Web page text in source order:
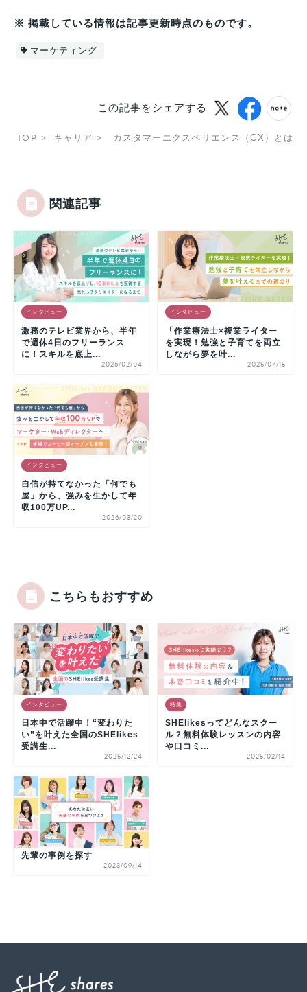
※ 掲載している情報は記事更新時点のものです。
マーケティング
この記事をシェアする
TOP キャリア カスタマーエクスペリエンス（CX）とは
関連記事
インタビュー
激務のテレビ業界から、半年
で週休4日のフリーランス
に！スキルを底上...
2026/02/04
インタビュー
「作業療法士×複業ライター
を実現！勉強と子育てを両立
しながら夢を叶...
2025/07/15
インタビュー
自信が持てなかった「何でも
屋」から、強みを生かして年
収100万UP...
2026/03/20
こちらもおすすめ
インタビュー
日本中で活躍中！“変わりた
い”を叶えた全国のSHElikes
受講生...
2025/12/24
特集
SHElikesってどんなスクー
ル？無料体験レッスンの内容
や口コミ...
2025/02/14
先輩の事例を探す
2023/09/14